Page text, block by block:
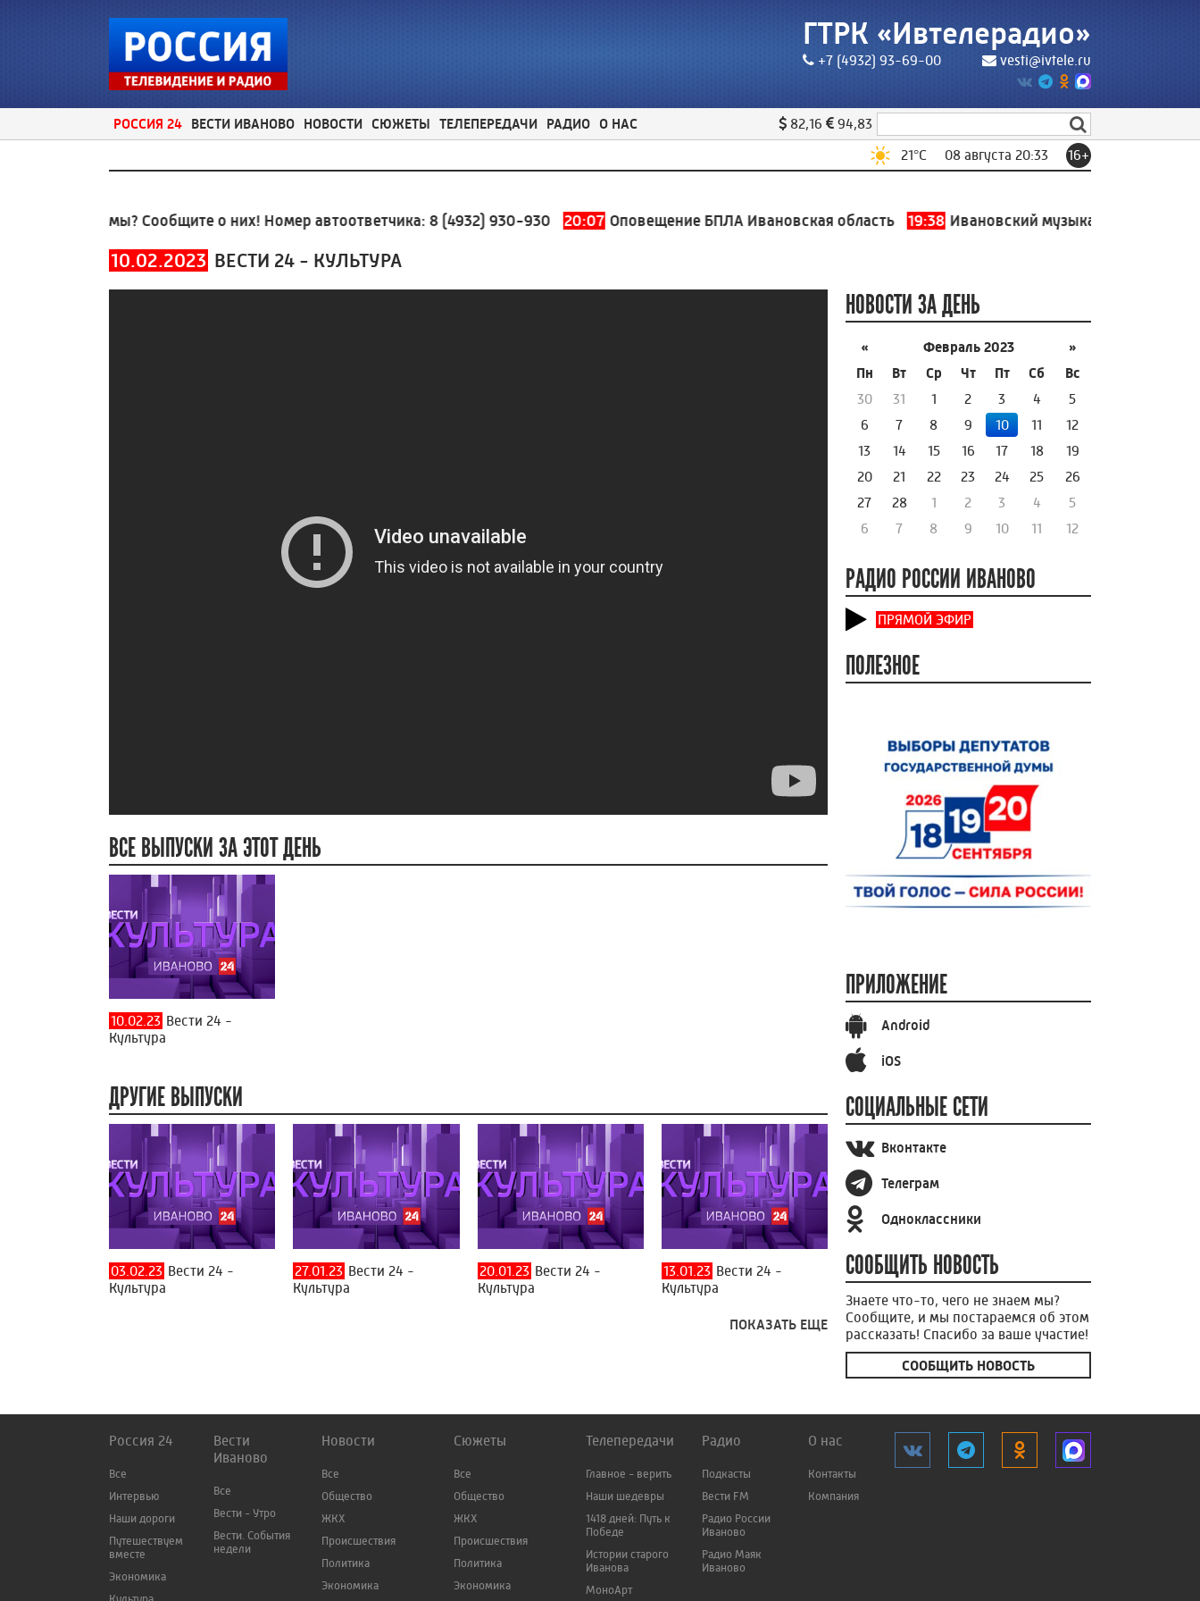
ГТРК «Ивтелерадио»
+7 (4932) 93-69-00 vesti@ivtele.ru
РОССИЯ 24 ВЕСТИ ИВАНОВО НОВОСТИ СЮЖЕТЫ ТЕЛЕПЕРЕДАЧИ РАДИО О НАС 82,16
94,83
21°C 08 августа 20:33 16+
проблемы? Сообщите о них! Номер автоответчика:8 (4932) 930-930 20:07 Оповещение БПЛА Ивановская область 19:38 Ивановский музыкальный театр
10.02.2023 ВЕСТИ 24 - КУЛЬТУРА
ВСЕ ВЫПУСКИ ЗА ЭТОТ ДЕНЬ
10.02.23 Вести 24 -
Культура
ДРУГИЕ ВЫПУСКИ
03.02.23 Вести 24 -
Культура
27.01.23 Вести 24 -
Культура
20.01.23 Вести 24 -
Культура
13.01.23 Вести 24 -
Культура
ПОКАЗАТЬ ЕЩЕ
НОВОСТИ ЗА ДЕНЬ
« Февраль 2023
»
Пн
Вт Ср Чт Пт Сб
Вс
30
31 1 2 3 4
5
6
7 8 9 10 11
12
13
14 15 16 17 18
19
20
21 22 23 24 25
26
27
28 1 2 3 4
5
6
7 8 9 10 11 12
РАДИО РОССИИ ИВАНОВО
ПРЯМОЙ ЭФИР
ПОЛЕЗНОЕ
ПРИЛОЖЕНИЕ
Android
iOS
СОЦИАЛЬНЫЕ СЕТИ
Вконтакте
Телеграм
Одноклассники
СООБЩИТЬ НОВОСТЬ
Знаете что-то, чего не знаем мы?
Сообщите, и мы постараемся об этом
рассказать! Спасибо за ваше участие!
СООБЩИТЬ НОВОСТЬ
Россия 24
Все
Интервью
Наши дороги
Путешествуем
вместе
Экономика
Вести
Иваново
Все
Вести - Утро
Вести. События
недели
Новости
Все
Общество
ЖКХ
Происшествия
Политика
Экономика
Сюжеты
Все
Общество
ЖКХ
Происшествия
Политика
Экономика
Телепередачи
Главное - верить
Наши шедевры
1418 дней: Путь к
Победе
Истории старого
Иванова
МоноАрт
Радио
Подкасты
Вести FM
Радио России
Иваново
Радио Маяк
Иваново
О нас
Контакты
Компания